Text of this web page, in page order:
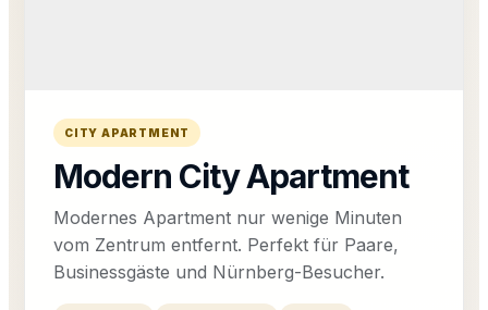
CITY APARTMENT
Modern City Apartment
Modernes Apartment nur wenige Minuten
vom Zentrum entfernt. Perfekt für Paare,
Businessgäste und Nürnberg-Besucher.